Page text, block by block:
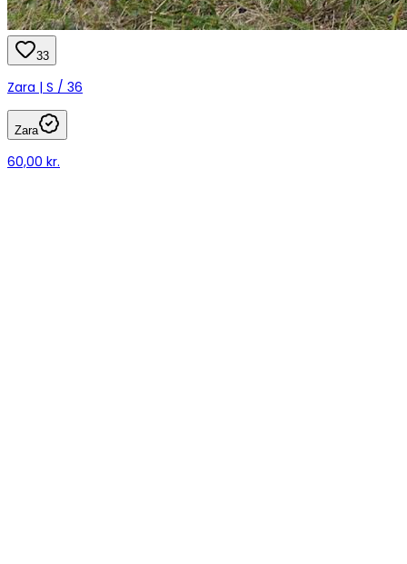
33
Zara | S / 36
Zara
60,00 kr.